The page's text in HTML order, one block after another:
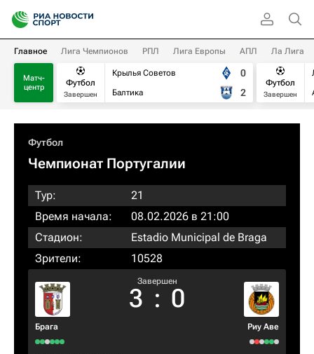
Главное Лига Чемпионов РПЛ Лига Европы АПЛ Ла Лига
Матч-
центр
Футбол
Завершен
Крылья Советов
Балтика
0
2
Футбол
Завершен
Футбол
Чемпионат Португалии
Тур:
21
Время начала:
08.02.2026 в 21:00
Стадион:
Estadio Municipal de Braga
Зрители:
10528
Брага
Завершен
3 : 0
Риу Аве